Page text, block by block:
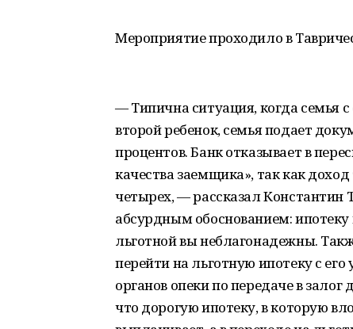
Мероприятие проходило в
— Типична ситуация, когда семья
второй ребенок, семья подает
процентов. Банк отказывает в
качества заемщика», так как
четырех, — рассказал Константин
абсурдным обоснованием:
льготной вы неблагонадежны.
перейти на льготную ипотеку с
органов опеки по передаче в
что дорогую ипотеку, в которую